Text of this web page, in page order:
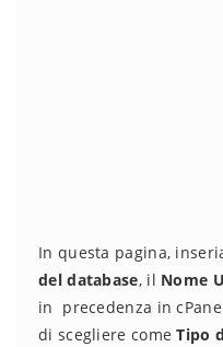
In questa pagina,
del database, il Nome
in precedenza in
di scegliere comeTipo